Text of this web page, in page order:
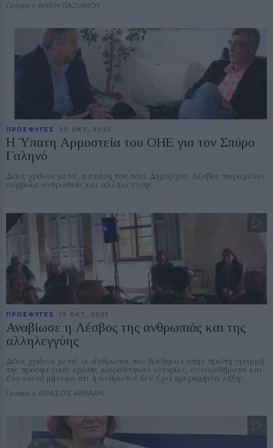
Γράφει η ΑΝΘΗ ΠΑΖΙΑΝΟΥ
ΠΡΟΣΦΥΓΕΣ 20 ΟΚΤ, 2025
Η Ύπατη Αρμοστεία του ΟΗΕ για τον Σπύρο
Γαληνό
Δέκα χρόνια μετά, η στάση του τότε Δημάρχου Λέσβου παραμένει
σύμβολο ανθρωπιάς και αλληλεγγύης
ΠΡΟΣΦΥΓΕΣ 19 ΟΚΤ, 2025
Αναβίωσε η Λέσβος της ανθρωπιάς και της
αλληλεγγύης
Δέκα χρόνια μετά, οι άνθρωποι που βρέθηκαν στην πρώτη γραμμή
της προσφυγικής κρίσης μοιράστηκαν ιστορίες, συναισθήματα και
ένα κοινό μήνυμα ότι η ανθρωπιά δεν έχει ημερομηνία λήξης
Γράφει ο ΘΡΑΣΟΣ ΑΒΡΑΑΜ